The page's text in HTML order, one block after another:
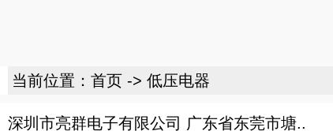
当前位置： 首页 -> 低压电器
深圳市亮群电子有限公司 广东省东莞市塘..